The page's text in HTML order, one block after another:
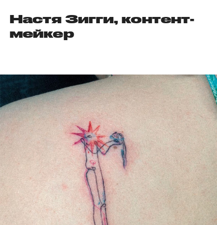
Настя Зигги, контент-
мейкер